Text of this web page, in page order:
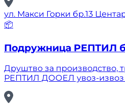
ул. Макси Горки бр.13
📦
Подружница РЕПТИЛ
Друштво за производство,
РЕПТИЛ ДООЕЛ увоз-извоз